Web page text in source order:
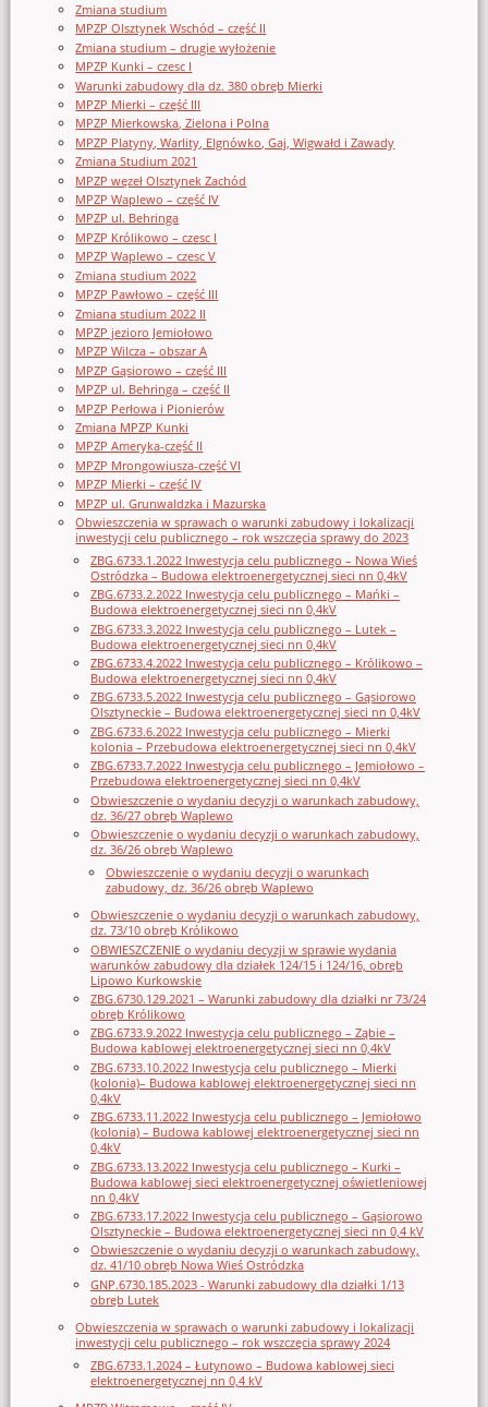
Zmiana studium
MPZP Olsztynek Wschód – część II
Zmiana studium – drugie wyłożenie
MPZP Kunki – czesc I
Warunki zabudowy dla dz. 380 obręb Mierki
MPZP Mierki – część III
MPZP Mierkowska, Zielona i Polna
MPZP Platyny, Warlity, Elgnówko, Gaj, Wigwałd i Zawady
Zmiana Studium 2021
MPZP węzeł Olsztynek Zachód
MPZP Waplewo – część IV
MPZP ul. Behringa
MPZP Królikowo – czesc I
MPZP Waplewo – czesc V
Zmiana studium 2022
MPZP Pawłowo – część III
Zmiana studium 2022 II
MPZP jezioro Jemiołowo
MPZP Wilcza – obszar A
MPZP Gąsiorowo – część III
MPZP ul. Behringa – część II
MPZP Perłowa i Pionierów
Zmiana MPZP Kunki
MPZP Ameryka-część II
MPZP Mrongowiusza-część VI
MPZP Mierki – część IV
MPZP ul. Grunwaldzka i Mazurska
Obwieszczenia w sprawach o warunki zabudowy i lokalizacji
inwestycji celu publicznego – rok wszczęcia sprawy do 2023
ZBG.6733.1.2022 Inwestycja celu publicznego – Nowa Wieś
Ostródzka – Budowa elektroenergetycznej sieci nn 0,4kV
ZBG.6733.2.2022 Inwestycja celu publicznego – Mańki –
Budowa elektroenergetycznej sieci nn 0,4kV
ZBG.6733.3.2022 Inwestycja celu publicznego – Lutek –
Budowa elektroenergetycznej sieci nn 0,4kV
ZBG.6733.4.2022 Inwestycja celu publicznego – Królikowo –
Budowa elektroenergetycznej sieci nn 0,4kV
ZBG.6733.5.2022 Inwestycja celu publicznego – Gąsiorowo
Olsztyneckie – Budowa elektroenergetycznej sieci nn 0,4kV
ZBG.6733.6.2022 Inwestycja celu publicznego – Mierki
kolonia – Przebudowa elektroenergetycznej sieci nn 0,4kV
ZBG.6733.7.2022 Inwestycja celu publicznego – Jemiołowo –
Przebudowa elektroenergetycznej sieci nn 0,4kV
Obwieszczenie o wydaniu decyzji o warunkach zabudowy,
dz. 36/27 obręb Waplewo
Obwieszczenie o wydaniu decyzji o warunkach zabudowy,
dz. 36/26 obręb Waplewo
Obwieszczenie o wydaniu decyzji o warunkach
zabudowy, dz. 36/26 obręb Waplewo
Obwieszczenie o wydaniu decyzji o warunkach zabudowy,
dz. 73/10 obręb Królikowo
OBWIESZCZENIE o wydaniu decyzji w sprawie wydania
warunków zabudowy dla działek 124/15 i 124/16, obręb
Lipowo Kurkowskie
ZBG.6730.129.2021 – Warunki zabudowy dla działki nr 73/24
obręb Królikowo
ZBG.6733.9.2022 Inwestycja celu publicznego – Ząbie –
Budowa kablowej elektroenergetycznej sieci nn 0,4kV
ZBG.6733.10.2022 Inwestycja celu publicznego – Mierki
(kolonia)– Budowa kablowej elektroenergetycznej sieci nn
0,4kV
ZBG.6733.11.2022 Inwestycja celu publicznego – Jemiołowo
(kolonia) – Budowa kablowej elektroenergetycznej sieci nn
0,4kV
ZBG.6733.13.2022 Inwestycja celu publicznego – Kurki –
Budowa kablowej sieci elektroenergetycznej oświetleniowej
nn 0,4kV
ZBG.6733.17.2022 Inwestycja celu publicznego – Gąsiorowo
Olsztyneckie – Budowa elektroenergetycznej sieci nn 0,4 kV
Obwieszczenie o wydaniu decyzji o warunkach zabudowy,
dz. 41/10 obręb Nowa Wieś Ostródzka
GNP.6730.185.2023 - Warunki zabudowy dla działki 1/13
obręb Lutek
Obwieszczenia w sprawach o warunki zabudowy i lokalizacji
inwestycji celu publicznego – rok wszczęcia sprawy 2024
ZBG.6733.1.2024 – Łutynowo – Budowa kablowej sieci
elektroenergetycznej nn 0,4 kV